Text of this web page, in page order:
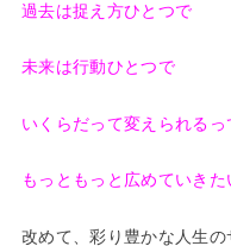
過去は捉え方ひとつで
未来は行動ひとつで
いくらだって変えられるっ
もっともっと広めていきた
改めて、彩り豊かな人生